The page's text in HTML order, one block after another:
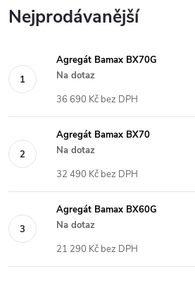
Nejprodávanější
Agregát Bamax BX70G
Na dotaz
36 690 Kč bez DPH
Agregát Bamax BX70
Na dotaz
32 490 Kč bez DPH
Agregát Bamax BX60G
Na dotaz
21 290 Kč bez DPH